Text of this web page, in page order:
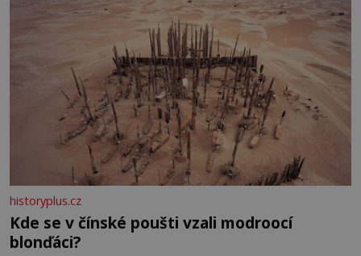
historyplus.cz
Kde se v čínské poušti vzali modroocí
blonďáci?